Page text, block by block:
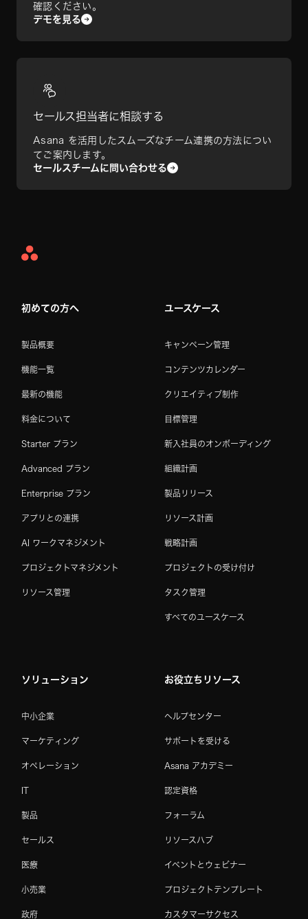
確認ください。
デモを見る
セールス担当者に相談する
Asana を活用したスムーズなチーム連携の方法につい
てご案内します。
セールスチームに問い合わせる
Asana
初めての方へ
製品概要
機能一覧
最新の機能
料金について
Starter プラン
Advanced プラン
Enterprise プラン
アプリとの連携
AI ワークマネジメント
プロジェクトマネジメント
リソース管理
ユースケース
キャンペーン管理
コンテンツカレンダー
クリエイティブ制作
目標管理
新入社員のオンボーディング
組織計画
製品リリース
リソース計画
戦略計画
プロジェクトの受け付け
タスク管理
すべてのユースケース
ソリューション
中小企業
マーケティング
オペレーション
IT
製品
セールス
医療
小売業
政府
お役立ちリソース
ヘルプセンター
サポートを受ける
Asana アカデミー
認定資格
フォーラム
リソースハブ
イベントとウェビナー
プロジェクトテンプレート
カスタマーサクセス